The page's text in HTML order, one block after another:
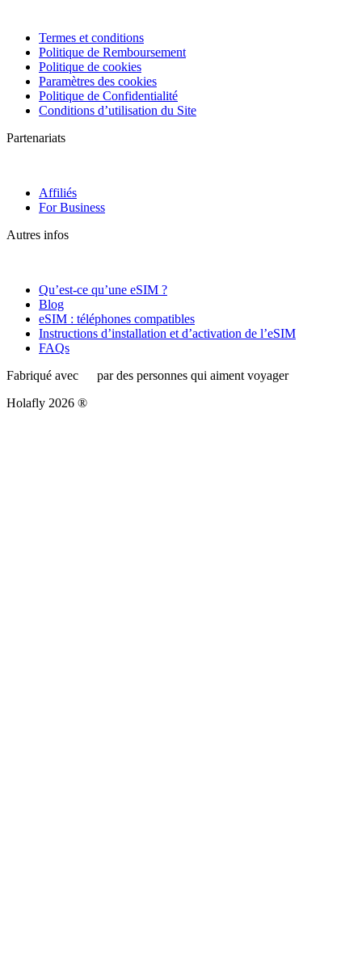
Termes et conditions
Politique de Remboursement
Politique de cookies
Paramètres des cookies
Politique de Confidentialité
Conditions d’utilisation du Site
Partenariats
Affiliés
For Business
Autres infos
Qu’est-ce qu’une eSIM ?
Blog
eSIM : téléphones compatibles
Instructions d’installation et d’activation de l’eSIM
FAQs
Fabriqué avec
par des personnes qui aiment voyager
Holafly 2026 ®